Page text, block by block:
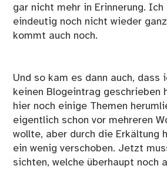
gar nicht mehr in Erinnerung.
eindeutig noch nicht wieder
kommt auch noch.
Und so kam es dann auch, dass
keinen Blogeintrag geschrieben
hier noch einige Themen
eigentlich schon vor mehreren
wollte, aber durch die Erkältung
ein wenig verschoben. Jetzt
sichten, welche überhaupt noch